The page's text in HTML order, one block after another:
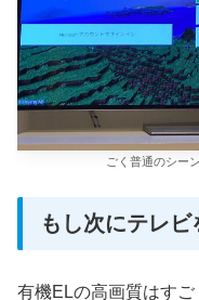
ごく普通のシー
もし次にテレビ
有機ELの高画質はす